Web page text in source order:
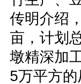
传明介绍
亩，计划
墩精深加
5万平方